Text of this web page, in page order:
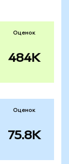
Оценок
484K
Оценок
75.8K